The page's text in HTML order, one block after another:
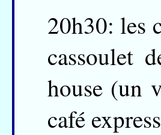
20h30: les
cassoulet
house (un
café